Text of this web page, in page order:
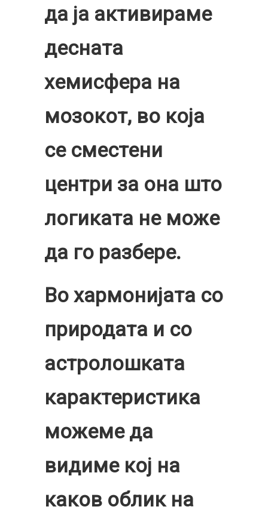
да ја активираме
десната
хемисфера на
мозокот, во која
се сместени
центри за она што
логиката не може
да го разбере.
Во хармонијата со
природата и со
астролошката
карактеристика
можеме да
видиме кој на
каков облик на